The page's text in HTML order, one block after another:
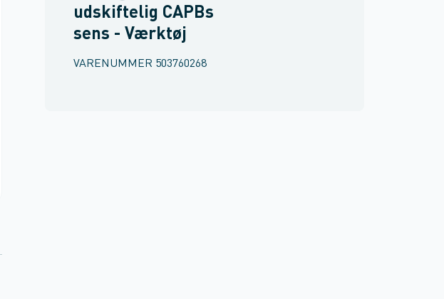
udskiftelig CAPBs
sens - Værktøj
VARENUMMER 503760268